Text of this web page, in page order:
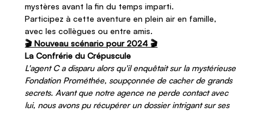
mystères avant la fin du temps imparti.
Participez à cette aventure en plein air en famille,
avec les collègues ou entre amis.
🎬 Nouveau scénario pour 2024 🎬
La Confrérie du Crépuscule
L'agent C a disparu alors qu'il enquêtait sur la mystérieuse
Fondation Prométhée, soupçonnée de cacher de grands
secrets. Avant que notre agence ne perde contact avec
lui, nous avons pu récupérer un dossier intrigant sur ses